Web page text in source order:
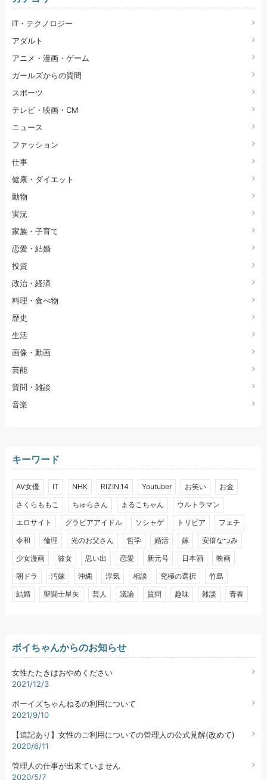
IT・テクノロジー
アダルト
アニメ・漫画・ゲーム
ガールズからの質問
スポーツ
テレビ・映画・CM
ニュース
ファッション
仕事
健康・ダイエット
動物
実況
家族・子育て
恋愛・結婚
投資
政治・経済
料理・食べ物
歴史
生活
画像・動画
芸能
質問・雑談
音楽
キーワード
AV女優 IT NHK RIZIN.14 Youtuber お笑い
お金
さくらももこ
ちゅらさん まるこちゃん
ウルトラマン
エロサイト
グラビアアイドル ソシャゲ トリビア
フェチ
令和
倫理 光のお父さん 哲学 婚活 嫁
安倍なつみ
少女漫画
彼女 思い出 恋愛 新元号 日本酒
映画
朝ドラ
汚嫁 沖縄 浮気 相談 究極の選択
竹島
結婚
聖闘士星矢 芸人 議論 質問 趣味 雑談 青春
ボイちゃんからのお知らせ
女性たたきはおやめください
2021/12/3
ボーイズちゃんねるの利用について
2021/9/10
【追記あり】女性のご利用についての管理人の公式見解(改めて)
2020/6/11
管理人の仕事が出来ていません
2020/5/7